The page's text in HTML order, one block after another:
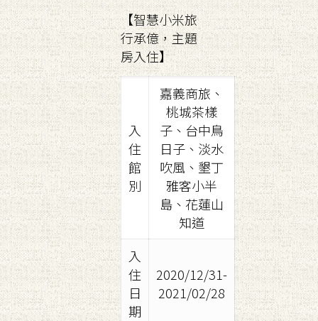
【智慧小米旅
行承億，主題
房入住】
入
住
館
別
嘉義商旅、
桃城茶樣
子、台中鳥
日子、淡水
吹風、墾丁
雅客小半
島、花蓮山
知道
入
住
日
期
2020/12/31-
2021/02/28